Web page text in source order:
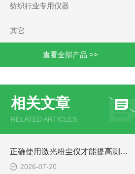
纺织行业专用仪器
其它
查看全部产品 >>
相关文章
RELATED ARTICLES
正确使用激光粉尘仪才能提高测量数据的可靠性
2026-07-20